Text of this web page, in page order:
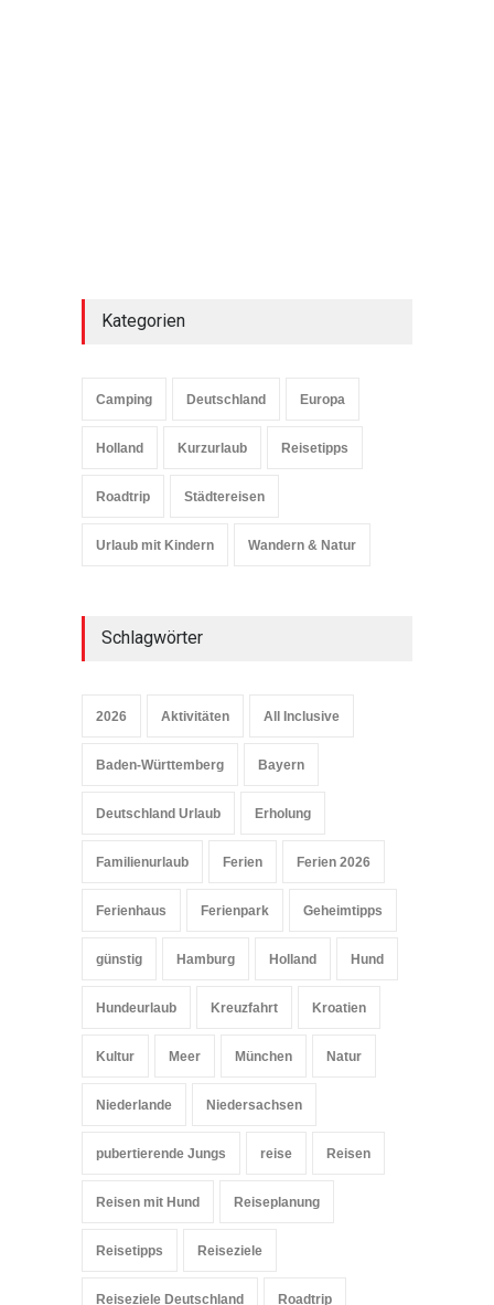
Kategorien
Camping Deutschland Europa
Holland Kurzurlaub Reisetipps
Roadtrip Städtereisen
Urlaub mit Kindern Wandern & Natur
Schlagwörter
2026 Aktivitäten All Inclusive
Baden-Württemberg Bayern
Deutschland Urlaub Erholung
Familienurlaub Ferien Ferien 2026
Ferienhaus Ferienpark Geheimtipps
günstig Hamburg Holland Hund
Hundeurlaub Kreuzfahrt Kroatien
Kultur Meer München Natur
Niederlande Niedersachsen
pubertierende Jungs reise Reisen
Reisen mit Hund Reiseplanung
Reisetipps Reiseziele
Reiseziele Deutschland Roadtrip